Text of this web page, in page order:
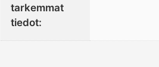
tarkemmat
tiedot: